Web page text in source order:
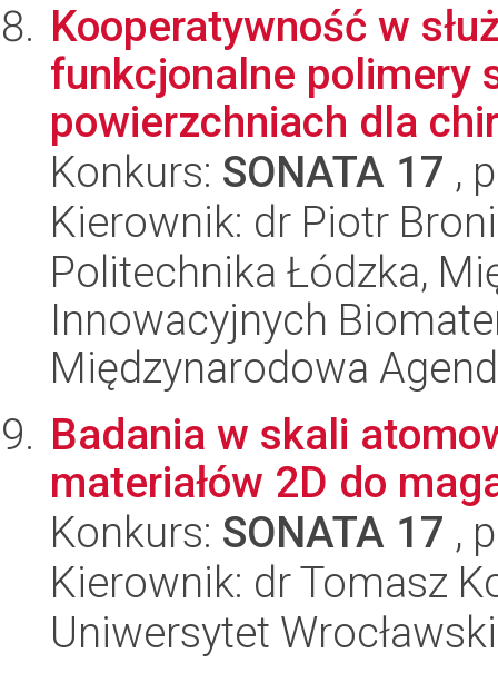
Kooperatywność w
funkcjonalne polimery
powierzchniach dla
Konkurs: SONATA 17 ,
Kierownik: dr Piotr
Politechnika Łódzka,
Innowacyjnych
Międzynarodowa
Badania w skali
materiałów 2D do
Konkurs: SONATA 17 ,
Kierownik: dr Tomasz
Uniwersytet